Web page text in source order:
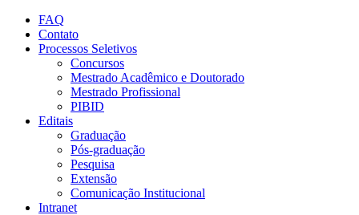
Conteúdo principal
FAQ
Contato
Processos Seletivos
Concursos
Mestrado Acadêmico e Doutorado
Mestrado Profissional
PIBID
Editais
Graduação
Pós-graduação
Pesquisa
Extensão
Comunicação Institucional
Intranet